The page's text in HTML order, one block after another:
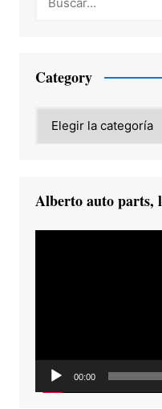
Category
Alberto auto parts,
00:00